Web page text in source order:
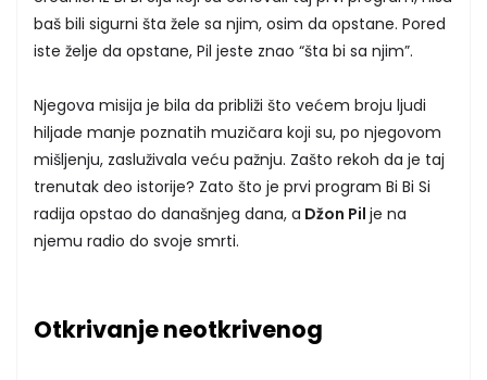
baš bili sigurni šta žele sa njim, osim da opstane. Pored
iste želje da opstane, Pil jeste znao “šta bi sa njim”.
Njegova misija je bila da približi što većem broju ljudi
hiljade manje poznatih muzičara koji su, po njegovom
mišljenju, zasluživala veću pažnju. Zašto rekoh da je taj
trenutak deo istorije? Zato što je prvi program Bi Bi Si
radija opstao do današnjeg dana, a Džon Pil je na
njemu radio do svoje smrti.
Otkrivanje neotkrivenog